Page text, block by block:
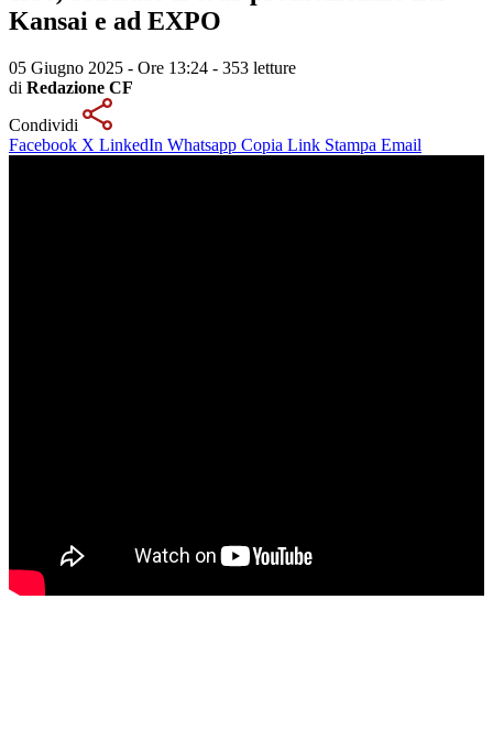
Kansai e ad EXPO
05 Giugno 2025 - Ore 13:24 - 353 letture
di Redazione CF
Condividi
Facebook X LinkedIn Whatsapp Copia Link Stampa Email